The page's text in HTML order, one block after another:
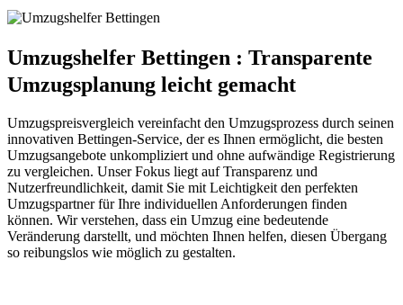
Umzugshelfer Bettingen : Transparente
Umzugsplanung leicht gemacht
Umzugspreisvergleich vereinfacht den Umzugsprozess durch seinen
innovativen Bettingen-Service, der es Ihnen ermöglicht, die besten
Umzugsangebote unkompliziert und ohne aufwändige Registrierung
zu vergleichen. Unser Fokus liegt auf Transparenz und
Nutzerfreundlichkeit, damit Sie mit Leichtigkeit den perfekten
Umzugspartner für Ihre individuellen Anforderungen finden
können. Wir verstehen, dass ein Umzug eine bedeutende
Veränderung darstellt, und möchten Ihnen helfen, diesen Übergang
so reibungslos wie möglich zu gestalten.